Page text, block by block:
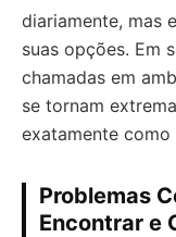
diariamente, mas
suas opções. Em
chamadas em
se tornam
exatamente
Problemas
Encontrar e